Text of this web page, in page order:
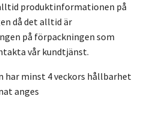
produktinformationen på
då det alltid är
på förpackningen som
vår kundtjänst.
har minst 4 veckors hållbarhet
anges